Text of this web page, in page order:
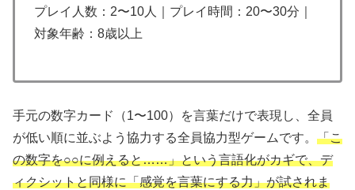
プレイ人数：2〜10人｜プレイ時間：20〜30分｜
対象年齢：8歳以上
手元の数字カード（1〜100）を言葉だけで表現し、全員
が低い順に並ぶよう協力する全員協力型ゲームです。 「こ
の数字を○○に例えると……」という言語化がカギで、デ
ィクシットと同様に「感覚を言葉にする力」が試されま